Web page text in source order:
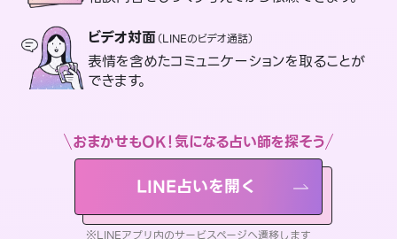
ビデオ対面（LINEのビデオ通話）
表情を含めたコミュニケーションを取ることが
できます。
おまかせもOK！気になる占い師を探そう
LINE占いを開く
※LINEアプリ内のサービスページへ遷移します